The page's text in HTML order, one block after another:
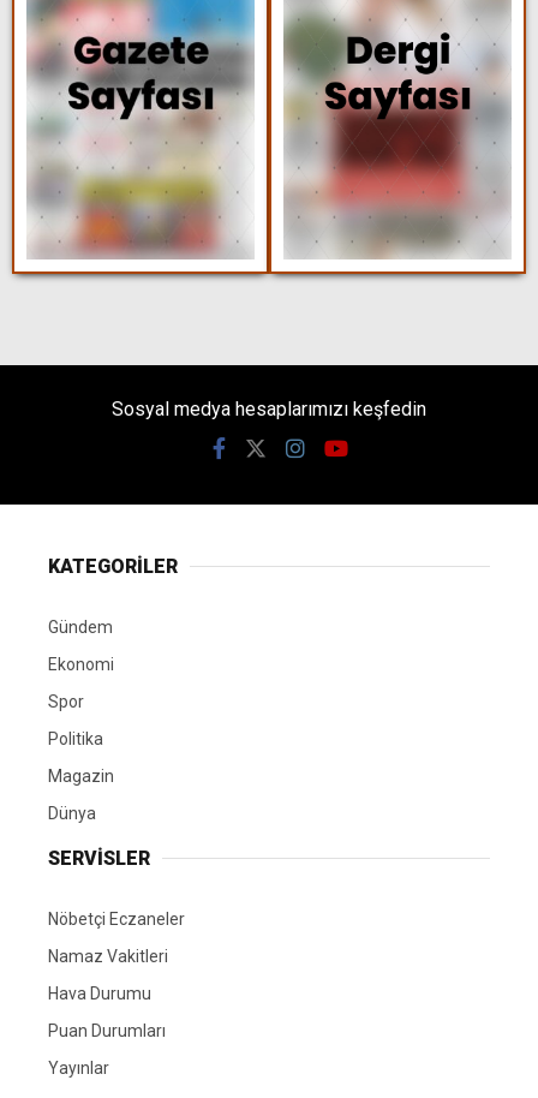
Sosyal medya hesaplarımızı keşfedin
KATEGORİLER
Gündem
Ekonomi
Spor
Politika
Magazin
Dünya
SERVİSLER
Nöbetçi Eczaneler
Namaz Vakitleri
Hava Durumu
Puan Durumları
Yayınlar